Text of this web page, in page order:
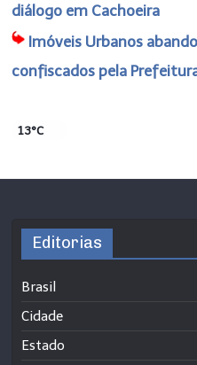
diálogo em Cachoeira
Imóveis Urbanos
confiscados pela
13°C
Editorias
Brasil
Cidade
Estado